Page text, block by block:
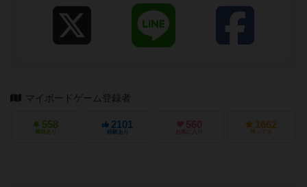
マイボードゲーム登録者
558
興味あり
2101
経験あり
560
お気に入り
1662
持ってる